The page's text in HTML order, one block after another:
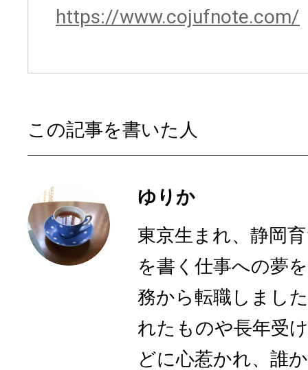
https://www.cojufnote.com/
この記事を書いた人
ゆりか
東京生まれ、静岡
を書く仕事への夢
務から転職しまし
れたものや長年受
どに心惹かれ、誰